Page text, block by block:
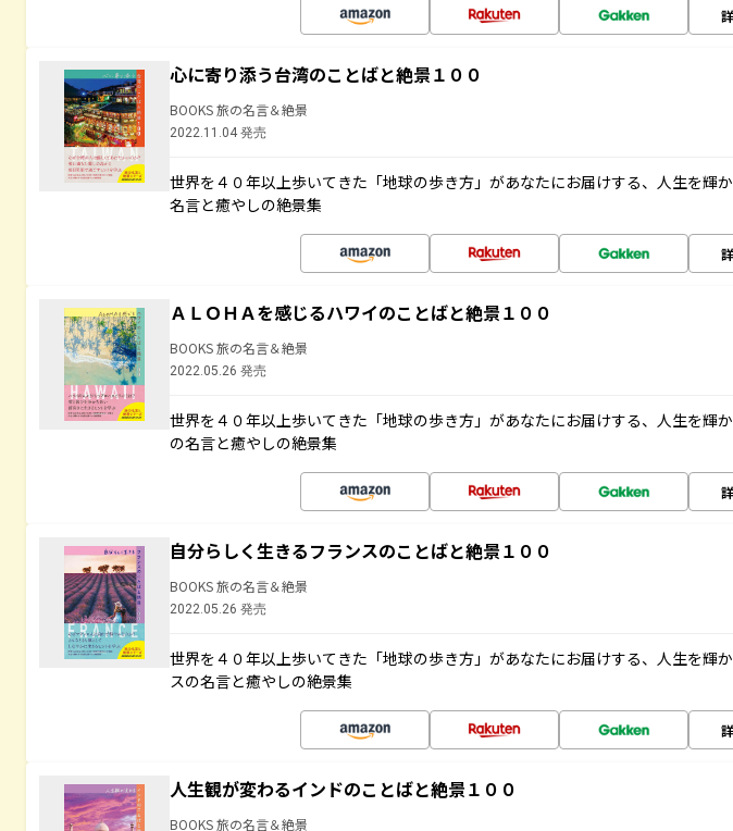
心に寄り添う台湾のことばと絶景１００
BOOKS 旅の名言＆絶景
2022.11.04 発売
世界を４０年以上歩いてきた「地球の歩き方」があなたにお届けする、人生を輝
名言と癒やしの絶景集
ＡＬＯＨＡを感じるハワイのことばと絶景１００
BOOKS 旅の名言＆絶景
2022.05.26 発売
世界を４０年以上歩いてきた「地球の歩き方」があなたにお届けする、人生を輝
の名言と癒やしの絶景集
自分らしく生きるフランスのことばと絶景１００
BOOKS 旅の名言＆絶景
2022.05.26 発売
世界を４０年以上歩いてきた「地球の歩き方」があなたにお届けする、人生を輝
スの名言と癒やしの絶景集
人生観が変わるインドのことばと絶景１００
BOOKS 旅の名言＆絶景